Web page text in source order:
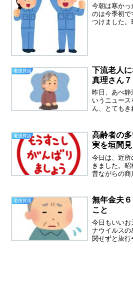
今朝は寒かっ
のは今季初で
つけました。
老後貧困
下流老人
真理さん
昨日、あべ静
いうニュース
ん、とても
現在は意識も
うことでし
老後貧困
高齢者の
実を垣間見
今日は、近所
きました。
昔ながらの商
うのは、ほぼ
に少ない。
老後貧困
無年金夫
こと
今日もいいお
ナウイルスの
関せずと旅行